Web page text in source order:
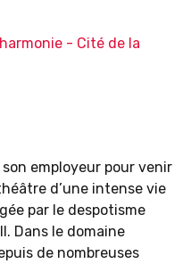
- Cité de la
employeur pour venir
d’une intense vie
par le despotisme
Dans le domaine
de nombreuses